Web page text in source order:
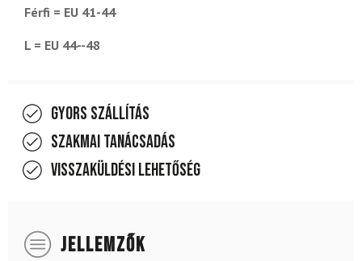
Férfi = EU 41-44
L = EU 44--48
Gyors szállítás
Szakmai tanácsadás
Visszaküldési lehetőség
JELLEMZŐK